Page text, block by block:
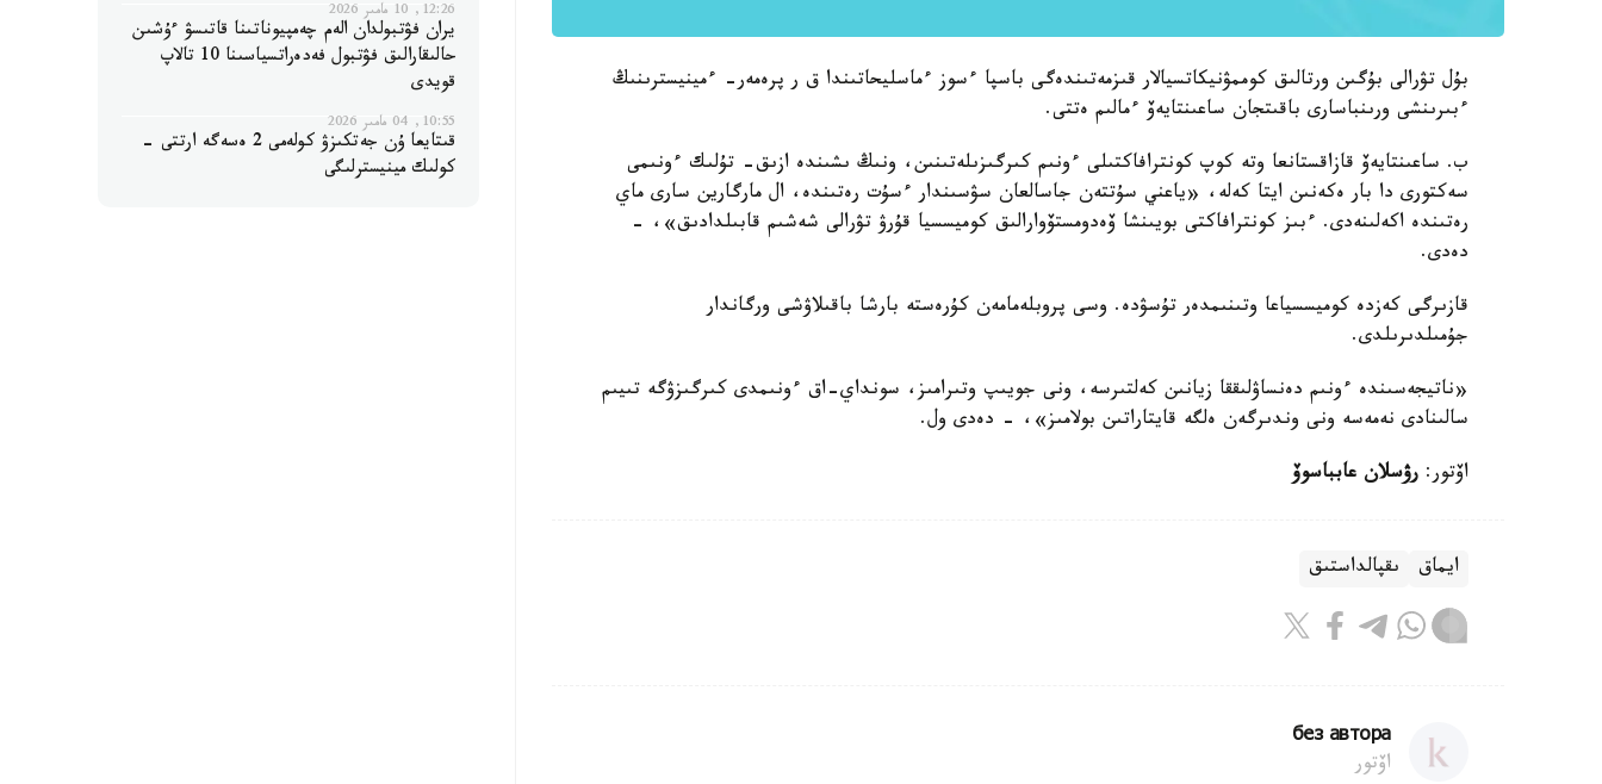
بۇل تۋرالى بۇگىن ورتالىق كوممۋنيكاتسيالار قىزمەتىندەگى باسپا ءسوز ءماسليحاتىندا ق ر پرەمەر- ءمينيسترىنىڭ
ءبىرىنشى ورىنباسارى باقىتجان ساعىنتايەۆ ءمالىم ەتتى.
ب. ساعىنتايەۆ قازاقستانعا وتە كوپ كونترافاكتىلى ءونىم كىرگىزىلەتىنىن، ونىڭ ىشىندە ازىق- تۇلىك ءونىمى
سەكتورى دا بار ەكەنىن ايتا كەلە، «ياعني سۇتتەن جاسالعان سۋسىندار ءسۇت رەتىندە، ال مارگارين سارى ماي
رەتىندە اكەلىنەدى. ءبىز كونترافاكتى بويىنشا ۆەدومستۆوارالىق كوميسسيا قۇرۋ تۋرالى شەشىم قابىلدادىق»، -
دەدى.
قازىرگى كەزدە كوميسسياعا وتىنىمدەر تۇسۋدە. وسى پروبلەمامەن كۇرەستە بارشا باقىلاۋشى ورگاندار
جۇمىلدىرىلدى.
«ناتيجەسىندە ءونىم دەنساۋلىققا زيانىن كەلتىرسە، ونى جويىپ وتىرامىز، سونداي-اق ءونىمدى كىرگىزۋگە تىيىم
سالىنادى نەمەسە ونى وندىرگەن ەلگە قايتاراتىن بولامىز»، - دەدى ول.
اۆتور: رۋسلان عابباسوۆ
ايماق ىقپالداستىق
без автора
اۆتور
12:26, 10 مامىر 2026
يران فۋتبولدان الەم چەمپيوناتىنا قاتىسۋ ءۇشىن
حالىقارالىق فۋتبول فەدەراتسياسىنا 10 تالاپ
قويدى
10:55, 04 مامىر 2026
قىتايعا ۇن جەتكىزۋ كولەمى 2 ەسەگە ارتتى -
كولىك مينيسترلىگى